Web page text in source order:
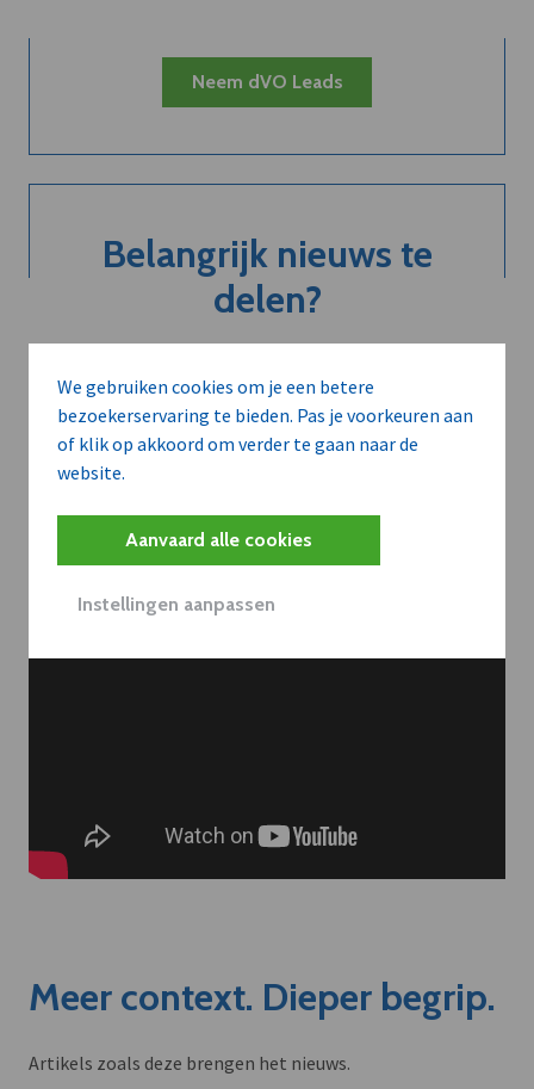
We gebruiken cookies om je een betere
bezoekerservaring te bieden. Pas je voorkeuren aan
of klik op akkoord om verder te gaan naar de
website.
Aanvaard alle cookies
Instellingen aanpassen
Neem dVO Leads
Belangrijk nieuws te
delen?
Contacteer onze redactie
Meer context. Dieper begrip.
Artikels zoals deze brengen het nieuws.